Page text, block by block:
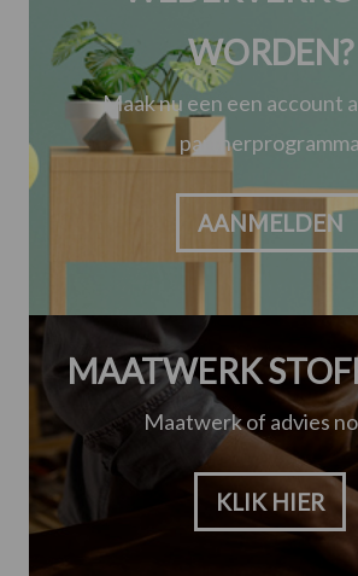
WORDEN?
Maak nu een een account
partnerprogramma
AANMELDEN
MAATWERK
Maatwerk of advies
KLIK HIER